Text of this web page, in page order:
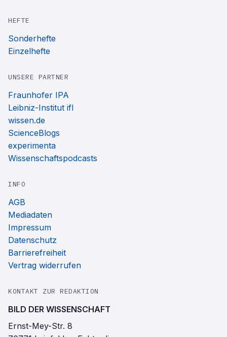
HEFTE
Sonderhefte
Einzelhefte
UNSERE PARTNER
Fraunhofer IPA
Leibniz-Institut ifl
wissen.de
ScienceBlogs
experimenta
Wissenschaftspodcasts
INFO
AGB
Mediadaten
Impressum
Datenschutz
Barrierefreiheit
Vertrag widerrufen
KONTAKT ZUR REDAKTION
BILD DER WISSENSCHAFT
Ernst-Mey-Str. 8